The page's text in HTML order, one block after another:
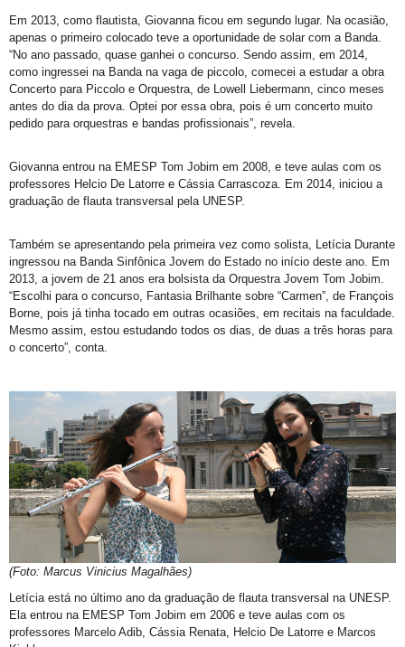
Em 2013, como flautista, Giovanna ficou em segundo lugar. Na ocasião,
apenas o primeiro colocado teve a oportunidade de solar com a Banda.
“No ano passado, quase ganhei o concurso. Sendo assim, em 2014,
como ingressei na Banda na vaga de piccolo, comecei a estudar a obra
Concerto para Piccolo e Orquestra, de Lowell Liebermann, cinco meses
antes do dia da prova. Optei por essa obra, pois é um concerto muito
pedido para orquestras e bandas profissionais”, revela.
Giovanna entrou na EMESP Tom Jobim em 2008, e teve aulas com os
professores Helcio De Latorre e Cássia Carrascoza. Em 2014, iniciou a
graduação de flauta transversal pela UNESP.
Também se apresentando pela primeira vez como solista, Letícia Durante
ingressou na Banda Sinfônica Jovem do Estado no início deste ano. Em
2013, a jovem de 21 anos era bolsista da Orquestra Jovem Tom Jobim.
“Escolhi para o concurso, Fantasia Brilhante sobre “Carmen”, de François
Borne, pois já tinha tocado em outras ocasiões, em recitais na faculdade.
Mesmo assim, estou estudando todos os dias, de duas a três horas para
o concerto”, conta.
(Foto: Marcus Vinicius Magalhães)
Letícia está no último ano da graduação de flauta transversal na UNESP.
Ela entrou na EMESP Tom Jobim em 2006 e teve aulas com os
professores Marcelo Adib, Cássia Renata, Helcio De Latorre e Marcos